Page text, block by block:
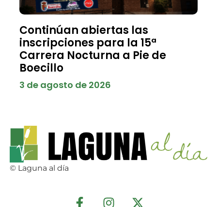
Continúan abiertas las
inscripciones para la 15ª
Carrera Nocturna a Pie de
Boecillo
3 de agosto de 2026
© Laguna al día